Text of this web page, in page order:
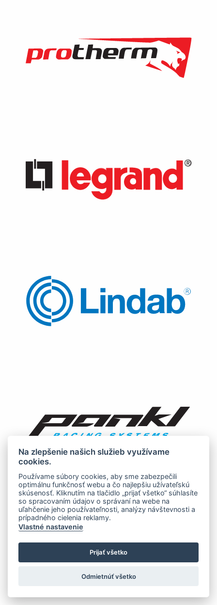
Na zlepšenie našich služieb využívame
cookies.
Používame súbory cookies, aby sme zabezpečili
optimálnu funkčnosť webu a čo najlepšiu užívateľskú
skúsenosť. Kliknutím na tlačidlo „prijať všetko“ súhlasíte
so spracovaním údajov o správaní na webe na
uľahčenie jeho používateľnosti, analýzy návštevnosti a
prípadného cielenia reklamy.
Vlastné nastavenie
Prijať všetko
Odmietnúť všetko